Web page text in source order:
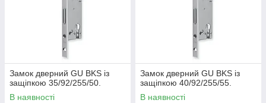
Замок дверний GU BKS із
защіпкою 35/92/255/50.
В наявності
Замок дверний GU BKS із
защіпкою 40/92/255/55.
В наявності